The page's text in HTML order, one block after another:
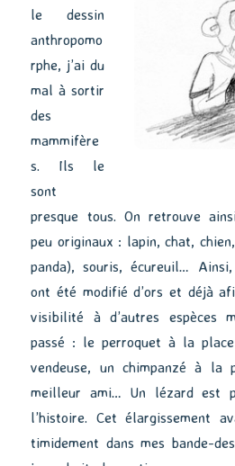
le dessin
anthropomo
rphe, j’ai du
mal à sortir
des
mammifère
s. Ils le
sont
presque tous. On retrouve
peu originaux : lapin, chat,
panda), souris, écureuil…
ont été modifié d’ors et déjà
visibilité à d’autres espèces
passé : le perroquet à la
vendeuse, un chimpanzé à
meilleur ami… Un lézard est
l’histoire. Cet élargissement
timidement dans mes bande-